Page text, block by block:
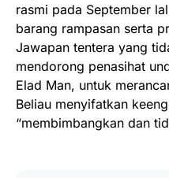
rasmi pada September
barang rampasan serta
Jawapan tentera yang
mendorong penasihat
Elad Man, untuk
Beliau menyifatkan
“membimbangkan dan